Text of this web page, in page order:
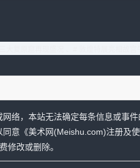
络，本站无法确定每条信息或事件
同意 《美术网(Meishu.com)注册及使
修改或删除。